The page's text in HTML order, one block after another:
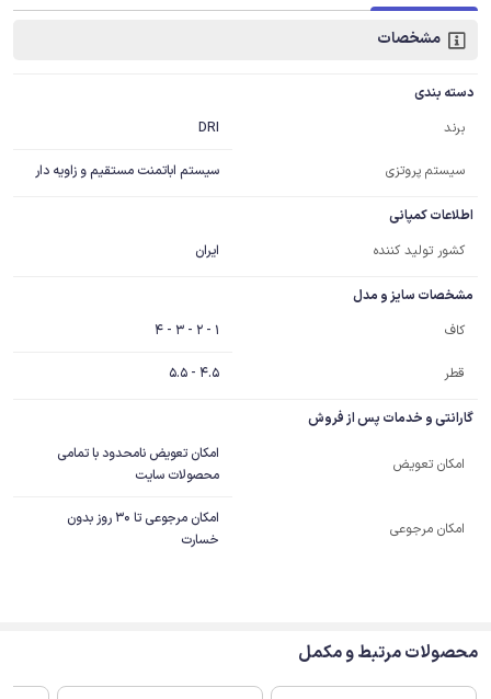
مشخصات
دسته بندی
برند
DRI
سیستم پروتزی سیستم اباتمنت مستقیم و زاویه دار
اطلاعات کمپانی
کشور تولید کننده
ایران
مشخصات سایز و مدل
کاف
1 - 2 - 3 - 4
قطر 4.5 - 5.5
گارانتی و خدمات پس از فروش
امکان تعویض
امکان تعویض نامحدود با تمامی
محصولات سایت
امکان مرجوعی
امکان مرجوعی تا 30 روز بدون
خسارت
محصولات مرتبط و مکمل